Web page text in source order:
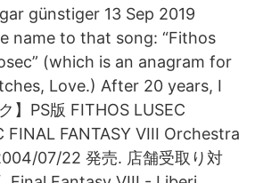
günstiger 13 Sep 2019
name to that song: “Fithos
(which is an anagram for
Love.) After 20 years, I
】PS版 FITHOS LUSEC
FINAL FANTASY VIII Orchestra
07/22 発売. 店舗受取り対